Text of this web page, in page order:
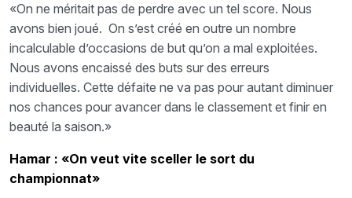
«On ne méritait pas de perdre avec un tel score. Nous
avons bien joué. On s’est créé en outre un nombre
incalculable d’occasions de but qu’on a mal exploitées.
Nous avons encaissé des buts sur des erreurs
individuelles. Cette défaite ne va pas pour autant diminuer
nos chances pour avancer dans le classement et finir en
beauté la saison.»
Hamar : «On veut vite sceller le sort du
championnat»